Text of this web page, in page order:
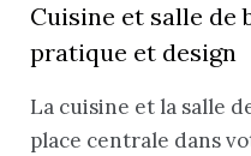
Cuisine et salle de
pratique et design
La cuisine et la salle
place centrale dans